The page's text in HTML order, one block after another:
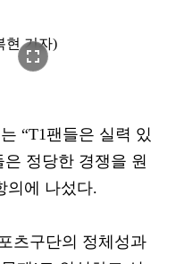
fullscreen
“T1팬들은 실력 있
정당한 경쟁을 원
의에 나섰다.
츠구단의 정체성과